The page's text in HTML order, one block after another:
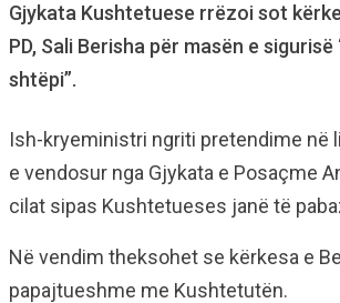
Gjykata Kushtetuese rrëzoi sot
PD, Sali Berisha për masën e
shtëpi”.
Ish-kryeministri ngriti pretendime në
e vendosur nga Gjykata e Posaçme
cilat sipas Kushtetueses janë të
Në vendim theksohet se kërkesa e
papajtueshme me Kushtetutën.